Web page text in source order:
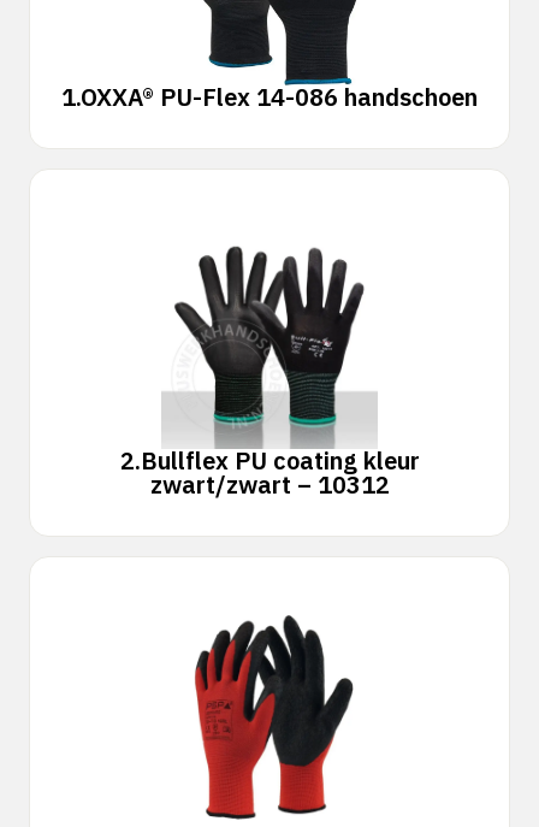
1.OXXA® PU-Flex 14-086 handschoen
2.Bullflex PU coating kleur
zwart/zwart – 10312